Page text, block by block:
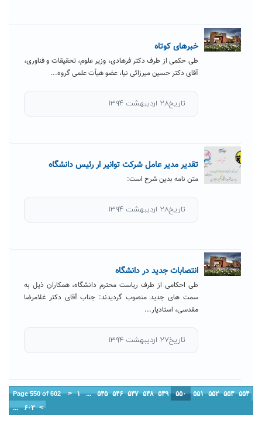
خبرهای کوتاه
طی حکمی از طرف دکتر فرهادی، وزیر علوم، تحقیقات و فناوری،
آقای دکتر حسین میرزائی نیا، عضو هیأت علمی گروه...
تاریخ۲۸ اردیبهشت ۱۳۹۴
تقدیر مدیر عامل شرکت توانیر ار رئیس دانشگاه
متن نامه بدین شرح است:
تاریخ۲۸ اردیبهشت ۱۳۹۴
انتصابات جدید در دانشگاه
طی احکامی از طرف ریاست محترم دانشگاه، همکاران ذیل به
سمت های جدید منصوب گردیدند: جناب آقای دکتر غلامرضا
مقدسی، استادیار...
تاریخ۲۷ اردیبهشت ۱۳۹۴
Page 550 of 602 < ۱ ... ۵۴۵ ۵۴۶ ۵۴۷ ۵۴۸ ۵۴۹ ۵۵۰ ۵۵۱ ۵۵۲ ۵۵۳ ۵۵۴
...
۶۰۲ >